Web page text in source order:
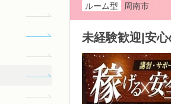
ルーム型 周南市
未経験歓迎|安